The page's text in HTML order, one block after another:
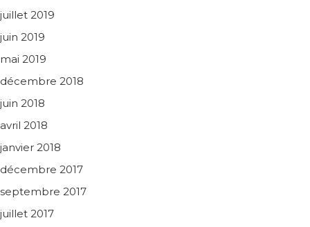
juillet 2019
juin 2019
mai 2019
décembre 2018
juin 2018
avril 2018
janvier 2018
décembre 2017
septembre 2017
juillet 2017